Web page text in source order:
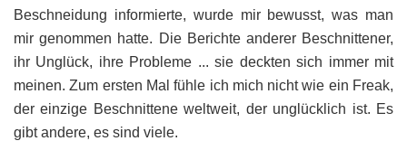
Beschneidung informierte, wurde mir bewusst, was man
mir genommen hatte. Die Berichte anderer Beschnittener,
ihr Unglück, ihre Probleme ... sie deckten sich immer mit
meinen. Zum ersten Mal fühle ich mich nicht wie ein Freak,
der einzige Beschnittene weltweit, der unglücklich ist. Es
gibt andere, es sind viele.